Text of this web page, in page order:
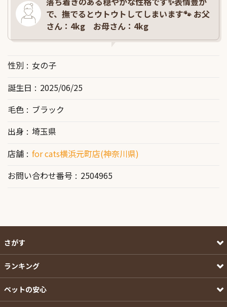
で、撫でるとウトウトしてしまいます🐾 お父
さん：4kg お母さん：4kg
性別
女の子
誕生日
2025/06/25
毛色
ブラック
出身
埼玉県
店舗
for cats横浜元町店(神奈川県)
お問い合わせ番号
2504965
さがす
ランキング
ペットの安心